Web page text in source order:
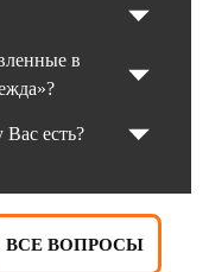
в
Вас есть?
ВСЕ ВОПРОСЫ